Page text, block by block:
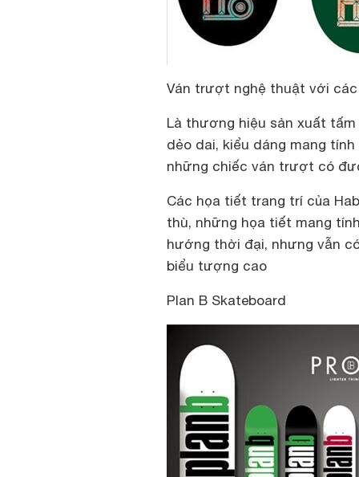
Ván trượt nghệ thuật với
Là thương hiệu sản xuất
dẻo dai, kiểu dáng mang
những chiếc ván trượt có
Các họa tiết trang trí của
thù, những họa tiết mang
hướng thời đại, nhưng vẫn
biểu tượng cao
Plan B Skateboard